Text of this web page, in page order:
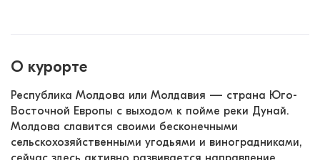
О курорте
Республика Молдова или Молдавия — страна Юго-
Восточной Европы с выходом к пойме реки Дунай.
Молдова славится своими бесконечными
сельскохозяйственными угодьями и виноградниками,